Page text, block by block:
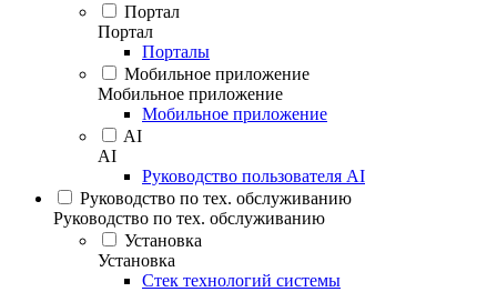
Портал
Портал
Порталы
Мобильное приложение
Мобильное приложение
Мобильное приложение
AI
AI
Руководство пользователя AI
Руководство по тех. обслуживанию
Руководство по тех. обслуживанию
Установка
Установка
Стек технологий системы